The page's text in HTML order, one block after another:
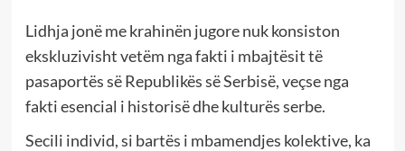
Lidhja jonë me krahinën jugore nuk konsiston
ekskluzivisht vetëm nga fakti i mbajtësit të
pasaportës së Republikës së Serbisë, veçse nga
fakti esencial i historisë dhe kulturës serbe.
Secili individ, si bartës i mbamendjes kolektive, ka